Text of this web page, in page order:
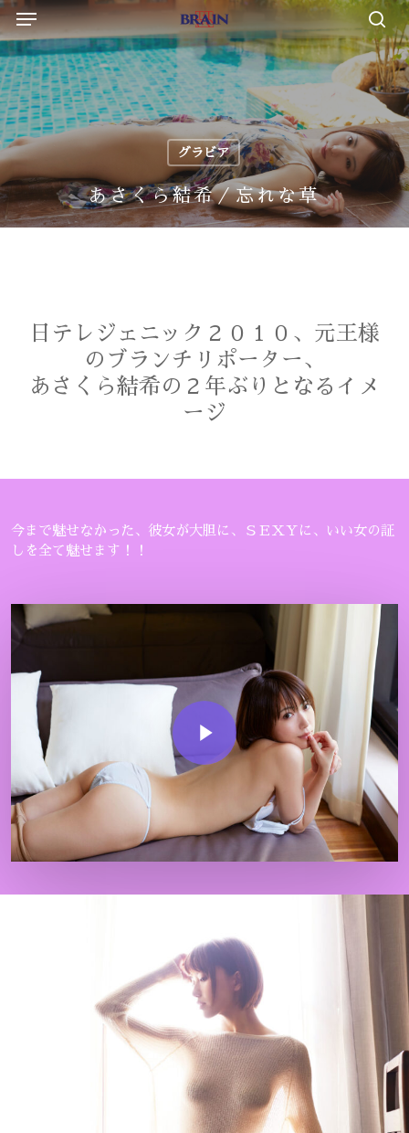
Skip
to
main
content
Menu
グラビア
あさくら結希／忘れな草
日テレジェニック２０１０、元王様
のブランチリポーター、
あさくら結希の２年ぶりとなるイメ
ージ
今まで魅せなかった、彼女が大胆に、ＳＥＸＹに、いい女の証
しを全て魅せます！！
Play Video